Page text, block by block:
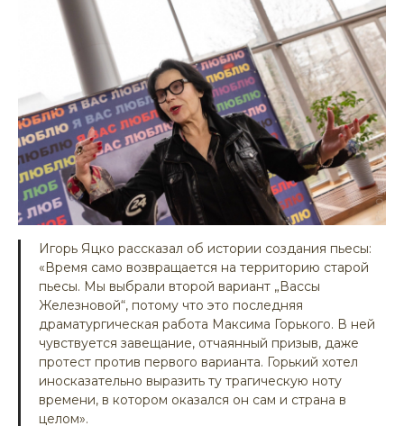
Игорь Яцко рассказал об истории создания пьесы:
«Время само возвращается на территорию старой
пьесы. Мы выбрали второй вариант „Вассы
Железновой“, потому что это последняя
драматургическая работа Максима Горького. В ней
чувствуется завещание, отчаянный призыв, даже
протест против первого варианта. Горький хотел
иносказательно выразить ту трагическую ноту
времени, в котором оказался он сам и страна в
целом».